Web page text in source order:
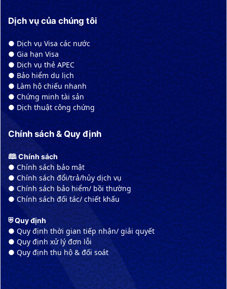
Dịch vụ của chúng tôi
● Dịch vụ Visa các nước
● Gia hạn Visa
● Dịch vụ thẻ APEC
● Bảo hiểm du lịch
● Làm hộ chiếu nhanh
● Chứng minh tài sản
● Dịch thuật công chứng
Chính sách & Quy định
🕮 Chính sách
● Chính sách bảo mật
● Chính sách đổi/trả/hủy dịch vụ
● Chính sách bảo hiểm/ bồi thường
● Chính sách đối tác/ chiết khấu
⛨ Quy định
● Quy định thời gian tiếp nhận/ giải quyết
● Quy định xử lý đơn lỗi
● Quy định thu hộ & đối soát